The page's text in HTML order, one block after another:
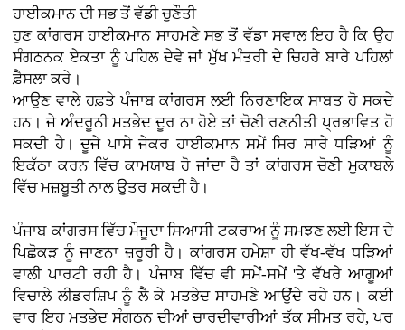
ਹਾਈਕਮਾਨ ਦੀ ਸਭ ਤੋਂ ਵੱਡੀ ਚੁਣੌਤੀ
ਹੁਣ ਕਾਂਗਰਸ ਹਾਈਕਮਾਨ ਸਾਹਮਣੇ ਸਭ ਤੋਂ ਵੱਡਾ ਸਵਾਲ ਇਹ ਹੈ ਕਿ ਉਹ
ਸੰਗਠਨਕ ਏਕਤਾ ਨੂੰ ਪਹਿਲ ਦੇਵੇ ਜਾਂ ਮੁੱਖ ਮੰਤਰੀ ਦੇ ਚਿਹਰੇ ਬਾਰੇ ਪਹਿਲਾਂ
ਫ਼ੈਸਲਾ ਕਰੇ।
ਆਉਣ ਵਾਲੇ ਹਫ਼ਤੇ ਪੰਜਾਬ ਕਾਂਗਰਸ ਲਈ ਨਿਰਣਾਇਕ ਸਾਬਤ ਹੋ ਸਕਦੇ
ਹਨ। ਜੇ ਅੰਦਰੂਨੀ ਮਤਭੇਦ ਦੂਰ ਨਾ ਹੋਏ ਤਾਂ ਚੋਣੀ ਰਣਨੀਤੀ ਪ੍ਰਭਾਵਿਤ ਹੋ
ਸਕਦੀ ਹੈ। ਦੂਜੇ ਪਾਸੇ ਜੇਕਰ ਹਾਈਕਮਾਨ ਸਮੇਂ ਸਿਰ ਸਾਰੇ ਧੜਿਆਂ ਨੂੰ
ਇਕੱਠਾ ਕਰਨ ਵਿੱਚ ਕਾਮਯਾਬ ਹੋ ਜਾਂਦਾ ਹੈ ਤਾਂ ਕਾਂਗਰਸ ਚੋਣੀ ਮੁਕਾਬਲੇ
ਵਿੱਚ ਮਜ਼ਬੂਤੀ ਨਾਲ ਉਤਰ ਸਕਦੀ ਹੈ।
ਪੰਜਾਬ ਕਾਂਗਰਸ ਵਿੱਚ ਮੌਜੂਦਾ ਸਿਆਸੀ ਟਕਰਾਅ ਨੂੰ ਸਮਝਣ ਲਈ ਇਸ ਦੇ
ਪਿਛੋਕੜ ਨੂੰ ਜਾਣਨਾ ਜ਼ਰੂਰੀ ਹੈ। ਕਾਂਗਰਸ ਹਮੇਸ਼ਾ ਹੀ ਵੱਖ-ਵੱਖ ਧੜਿਆਂ
ਵਾਲੀ ਪਾਰਟੀ ਰਹੀ ਹੈ। ਪੰਜਾਬ ਵਿੱਚ ਵੀ ਸਮੇਂ-ਸਮੇਂ 'ਤੇ ਵੱਖਰੇ ਆਗੂਆਂ
ਵਿਚਾਲੇ ਲੀਡਰਸ਼ਿਪ ਨੂੰ ਲੈ ਕੇ ਮਤਭੇਦ ਸਾਹਮਣੇ ਆਉਂਦੇ ਰਹੇ ਹਨ। ਕਈ
ਵਾਰ ਇਹ ਮਤਭੇਦ ਸੰਗਠਨ ਦੀਆਂ ਚਾਰਦੀਵਾਰੀਆਂ ਤੱਕ ਸੀਮਤ ਰਹੇ, ਪਰ